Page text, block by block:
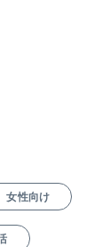
女性向け